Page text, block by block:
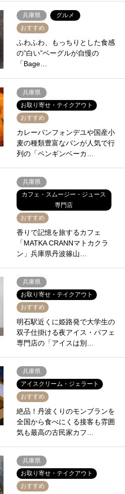
兵庫県
グルメ
おすすめ
ふわふわ、もっちりとした食感
の”白い”ベーグルが自慢の
「Bage…
兵庫県
お取り寄せ・テイクアウト
おすすめ
カレーパンフォンデユや国産小
麦の種類豊富なパンが人気で行
列の「ペンギンベーカ…
兵庫県
カフェ・スムージー・ジュース
専門店
おすすめ
香りで記憶を旅するカフェ
「MATKA CRANNマトカクラ
ン」兵庫県丹波篠山…
兵庫県
お取り寄せ・テイクアウト
おすすめ
明石駅近くに姫路発で大学生の
双子仕掛ける夜アイス・パフェ
専門店の「アイスは別…
兵庫県
アイスクリーム・ジェラート
おすすめ
絶品！丹波くりのモンブランを
全国から食べにくる接客も雰囲
気も最高の古民家カフ…
兵庫県
お取り寄せ・テイクアウト
おすすめ